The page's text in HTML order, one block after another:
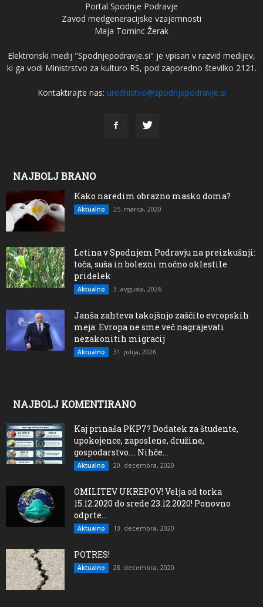
Portal Spodnje Podravje
Zavod medgeneracijske vzajemnosti
Maja Tominc Žerak
Elektronski medij "Spodnjepodravje.si" je vpisan v razvid medijev,
ki ga vodi Ministrstvo za kulturo RS, pod zaporedno številko 2121.
Kontaktirajte nas: urednistvo@spodnjepodravje.si
NAJBOLJ BRANO
Kako naredim obrazno masko doma?
Aktualno 25. marca, 2020
Letina v Spodnjem Podravju na preizkušnji:
toča, suša in bolezni močno oklestile
pridelek
Aktualno 3. avgusta, 2026
Janša zahteva takojšnjo zaščito evropskih
meja: Evropa ne sme več nagrajevati
nezakonitih migracij
Aktualno 31. julija, 2026
NAJBOLJ KOMENTIRANO
Kaj prinaša PKP7? Dodatek za študente,
upokojence, zaposlene, družine,
gospodarstvo…. Nihče...
Aktualno 20. decembra, 2020
OMILITEV UKREPOV! Velja od torka
15.12.2020 do srede 23.12.2020! Ponovno
odprte...
Aktualno 13. decembra, 2020
POTRES!
Aktualno 28. decembra, 2020